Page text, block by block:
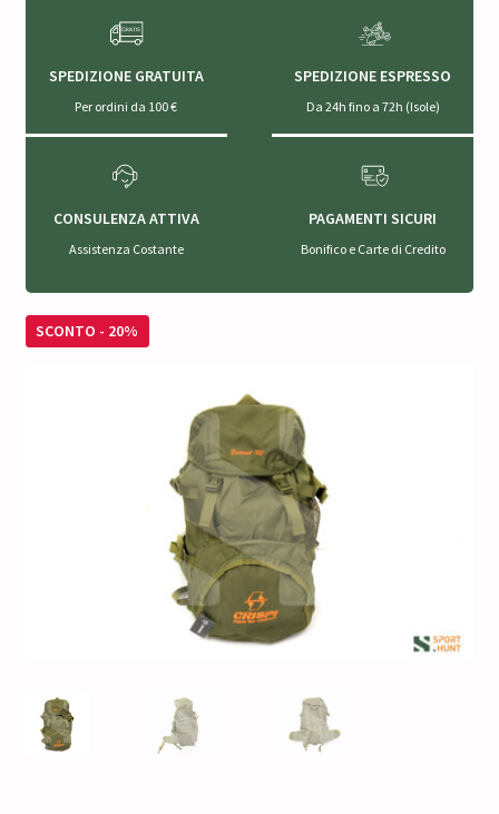
SPEDIZIONE GRATUITA
Per ordini da 100 €
SPEDIZIONE ESPRESSO
Da 24h fino a 72h (Isole)
CONSULENZA ATTIVA
Assistenza Costante
PAGAMENTI SICURI
Bonifico e Carte di Credito
SCONTO - 20%